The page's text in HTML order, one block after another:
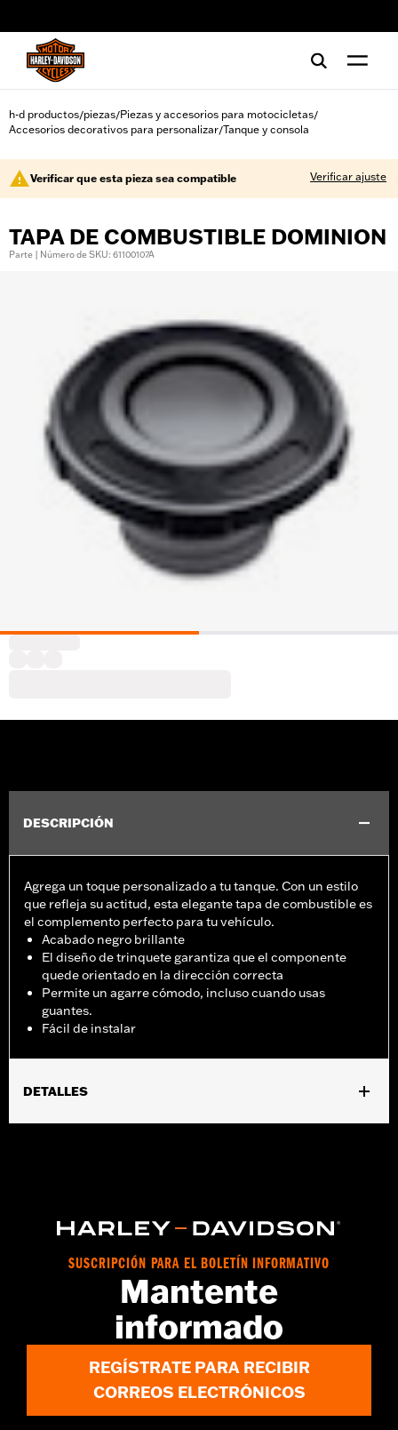
h-d productos/piezas/Piezas y accesorios para motocicletas/
Accesorios decorativos para personalizar/Tanque y consola
Verificar que esta pieza sea compatible Verificar ajuste
TAPA DE COMBUSTIBLE DOMINION
Parte | Número de SKU: 61100107A
DESCRIPCIÓN
Agrega un toque personalizado a tu tanque. Con un estilo
que refleja su actitud, esta elegante tapa de combustible es
el complemento perfecto para tu vehículo.
Acabado negro brillante
El diseño de trinquete garantiza que el componente
quede orientado en la dirección correcta
Permite un agarre cómodo, incluso cuando usas
guantes.
Fácil de instalar
DETALLES
posteriores, y Freewheeler® 2015 y posteriores. No se ajusta a
los modelos equipados con tapas de combustible con cierre o
anclaje de Equipo Original. El uso en modelos FXSBSE 2013-
anillo decorativo de montaje empotrado original.
false
1 año de garantía limitada – Consulta
d.com/warrantypara más información
SUSCRIPCIÓN PARA EL BOLETÍN INFORMATIVO
Mantente
informado
REGÍSTRATE PARA RECIBIR
CORREOS ELECTRÓNICOS